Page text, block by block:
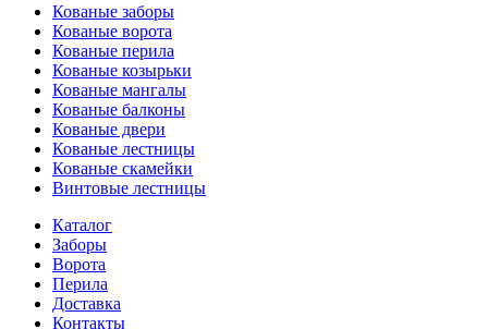
Кованые заборы
Кованые ворота
Кованые перила
Кованые козырьки
Кованые мангалы
Кованые балконы
Кованые двери
Кованые лестницы
Кованые скамейки
Винтовые лестницы
Каталог
Заборы
Ворота
Перила
Доставка
Контакты